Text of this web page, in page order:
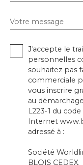
Votre message
J'accepte le
personnelles
souhaitez pas
commerciale
vous inscrire
au
L223-1 du
Internet
adressé à :
Société
BLOIS CEDEX.